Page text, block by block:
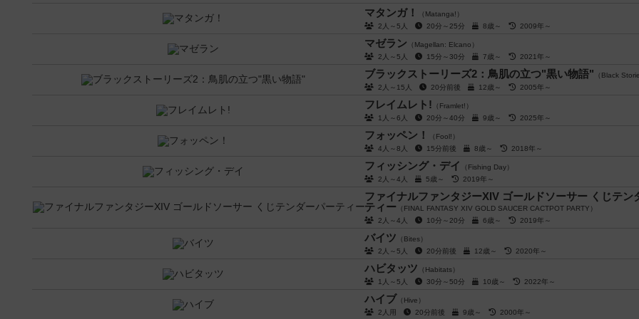
マタンガ！
（Matanga!）
2人～5人
20分～25分 8歳～ 2009年～
マゼラン （Magellan: Elcano）
2人～5人
15分～30分 7歳～ 2021年～
ブラックストーリーズ2：鳥肌の立つ"黒い物語" （Black
2人～15人
20分前後 12歳～ 2005年～
フレイムレト! （Framlet!）
1人～6人
20分～40分 9歳～ 2025年～
フォッペン！
（Fool!）
4人～8人
15分前後 8歳～ 2018年～
フィッシング・デイ
（Fishing Day）
2人～4人
5歳～ 2019年～
ファイナルファンタジーXIV ゴールドソーサー くじテン
ティー （FINAL FANTASY XIV GOLD SAUCER CACTPOT PARTY）
2人～4人
10分～20分 6歳～ 2019年～
バイツ （Bites）
2人～5人
20分前後 12歳～ 2020年～
ハビタッツ （Habitats）
1人～5人
30分～50分 10歳～ 2022年～
ハイブ （Hive）
2人用
20分前後 9歳～ 2000年～